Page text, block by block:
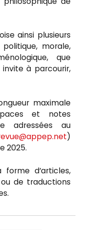
ainsi plusieurs
morale,
que
à parcourir,
maximale
et notes
adressées au
)
2025.
d’articles,
de traductions